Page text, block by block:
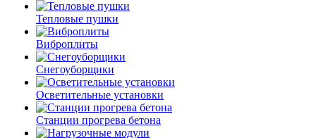
Тепловые пушки
Виброплиты
Снегоуборщики
Осветительные установки
Станции прогрева бетона